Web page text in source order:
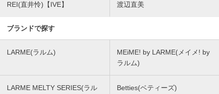
REI(直井怜)【IVE】 渡辺直美
ブランドで探す
LARME(ラルム)
MEiME! by LARME(メイメ! by
ラルム)
LARME MELTY SERIES(ラル
Betties(ベティーズ)